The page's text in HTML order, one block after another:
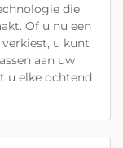
die
Of u nu een
u kunt
aan uw
u elke ochtend